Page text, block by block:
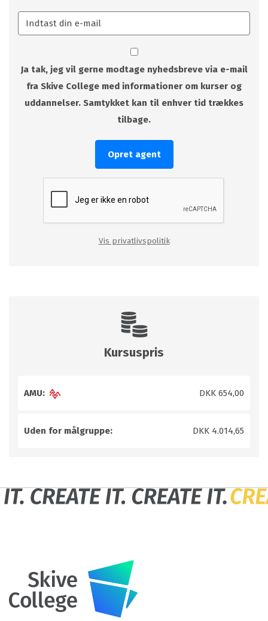
Ja tak, jeg vil gerne modtage nyhedsbreve via e-mail
fra Skive College med informationer om kurser og
uddannelser. Samtykket kan til enhver tid trækkes
tilbage.
Opret agent
Vis privatlivspolitik
Kursuspris
AMU: DKK 654,00
Uden for målgruppe: DKK 4.014,65